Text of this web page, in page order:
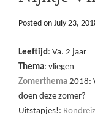
Posted on July 23,
Leeftijd: Va. 2 jaar
Thema: vliegen
Zomerthema 2018:
doen deze zomer?
Uitstapjes!: